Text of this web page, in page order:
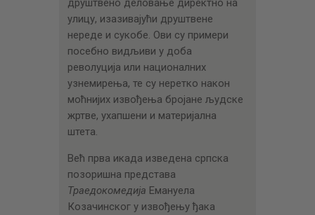
друштвено деловање директно на
улицу, изазивајући друштвене
нереде и сукобе. Ови су примери
посебно видљиви у доба
револуција или националних
узнемирења, те су неретко након
моћнијих извођења бројане људске
жртве, ухапшени и материјална
штета.
Већ прва икада изведена српска
позоришна представа
Траедокомедија Емануела
Козачинског у извођењу ђака